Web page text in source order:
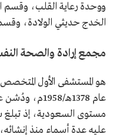
ووحدة رعاية القلب، وقسم
الخدج حديثي الولادة،
مجمع إرادة والصحة
هو المستشفى الأول
عليه عدة أسماء منذ